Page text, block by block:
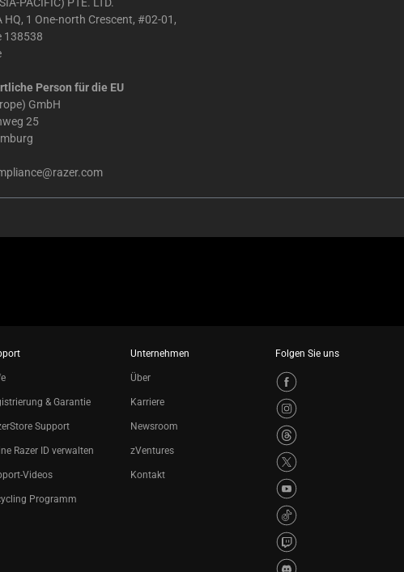
HQ, 1 One-north Crescent, #02-01,
138538
Person für die EU
GmbH
25
& Garantie
Support
Razer ID verwalten
Videos
Programm
Unternehmen
Über
Karriere
Newsroom
zVentures
Kontakt
Folgen Sie uns